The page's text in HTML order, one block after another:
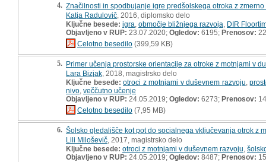
4. Značilnosti in spodbujanje igre predšolskega otroka z
Katja Radulovič , 2016, diplomsko delo
Ključne besede: igra območje bližnjega razvoja DIR
Objavljeno v RUP: 23.07.2020; Ogledov: 6195; Prenosov:
Celotno besedilo (399,59 KB)
5. Primer učenja prostorske orientacije za otroke z motnjami v
Lara Bizjak , 2018, magistrsko delo
Ključne besede: otroci z motnjami v duševnem razvoju ,
nivo veččutno učenje
Objavljeno v RUP: 24.05.2019; Ogledov: 6273; Prenosov:
Celotno besedilo (7,95 MB)
6. Šolsko gledališče kot pot do socialnega vključevanja otrok z
Lili Miloševič , 2017, magistrsko delo
Ključne besede: otroci z motnjami v duševnem razvoju
Objavljeno v RUP: 24.05.2019; Ogledov: 8487; Prenosov: